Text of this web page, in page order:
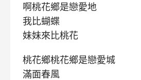
啊桃花鄉是戀愛地
我比蝴蝶
妹妹來比桃花
桃花鄉桃花鄉是戀愛城
滿面春風